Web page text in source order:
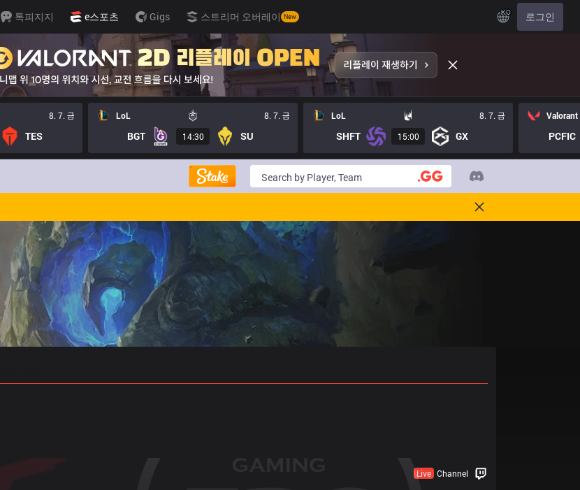
톡피지지 e스포츠 Gigs 스트리머 오버레이 New KO 로그인
8. 7. 금
TES
LoL 8. 7. 금
BGT 14:30 SU
LoL 8. 7. 금
SHFT 15:00 GX
Valorant
PCFIC
Live Channel